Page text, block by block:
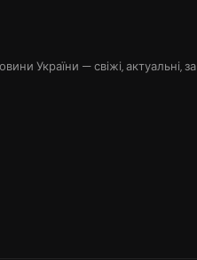
України — свіжі, актуальні, за